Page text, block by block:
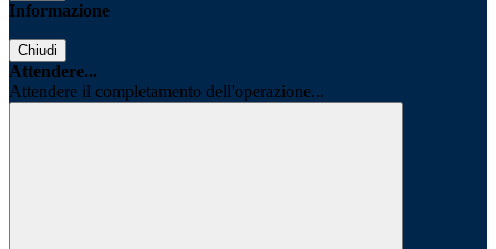
Informazione
Chiudi
Attendere...
Attendere il completamento dell'operazione...